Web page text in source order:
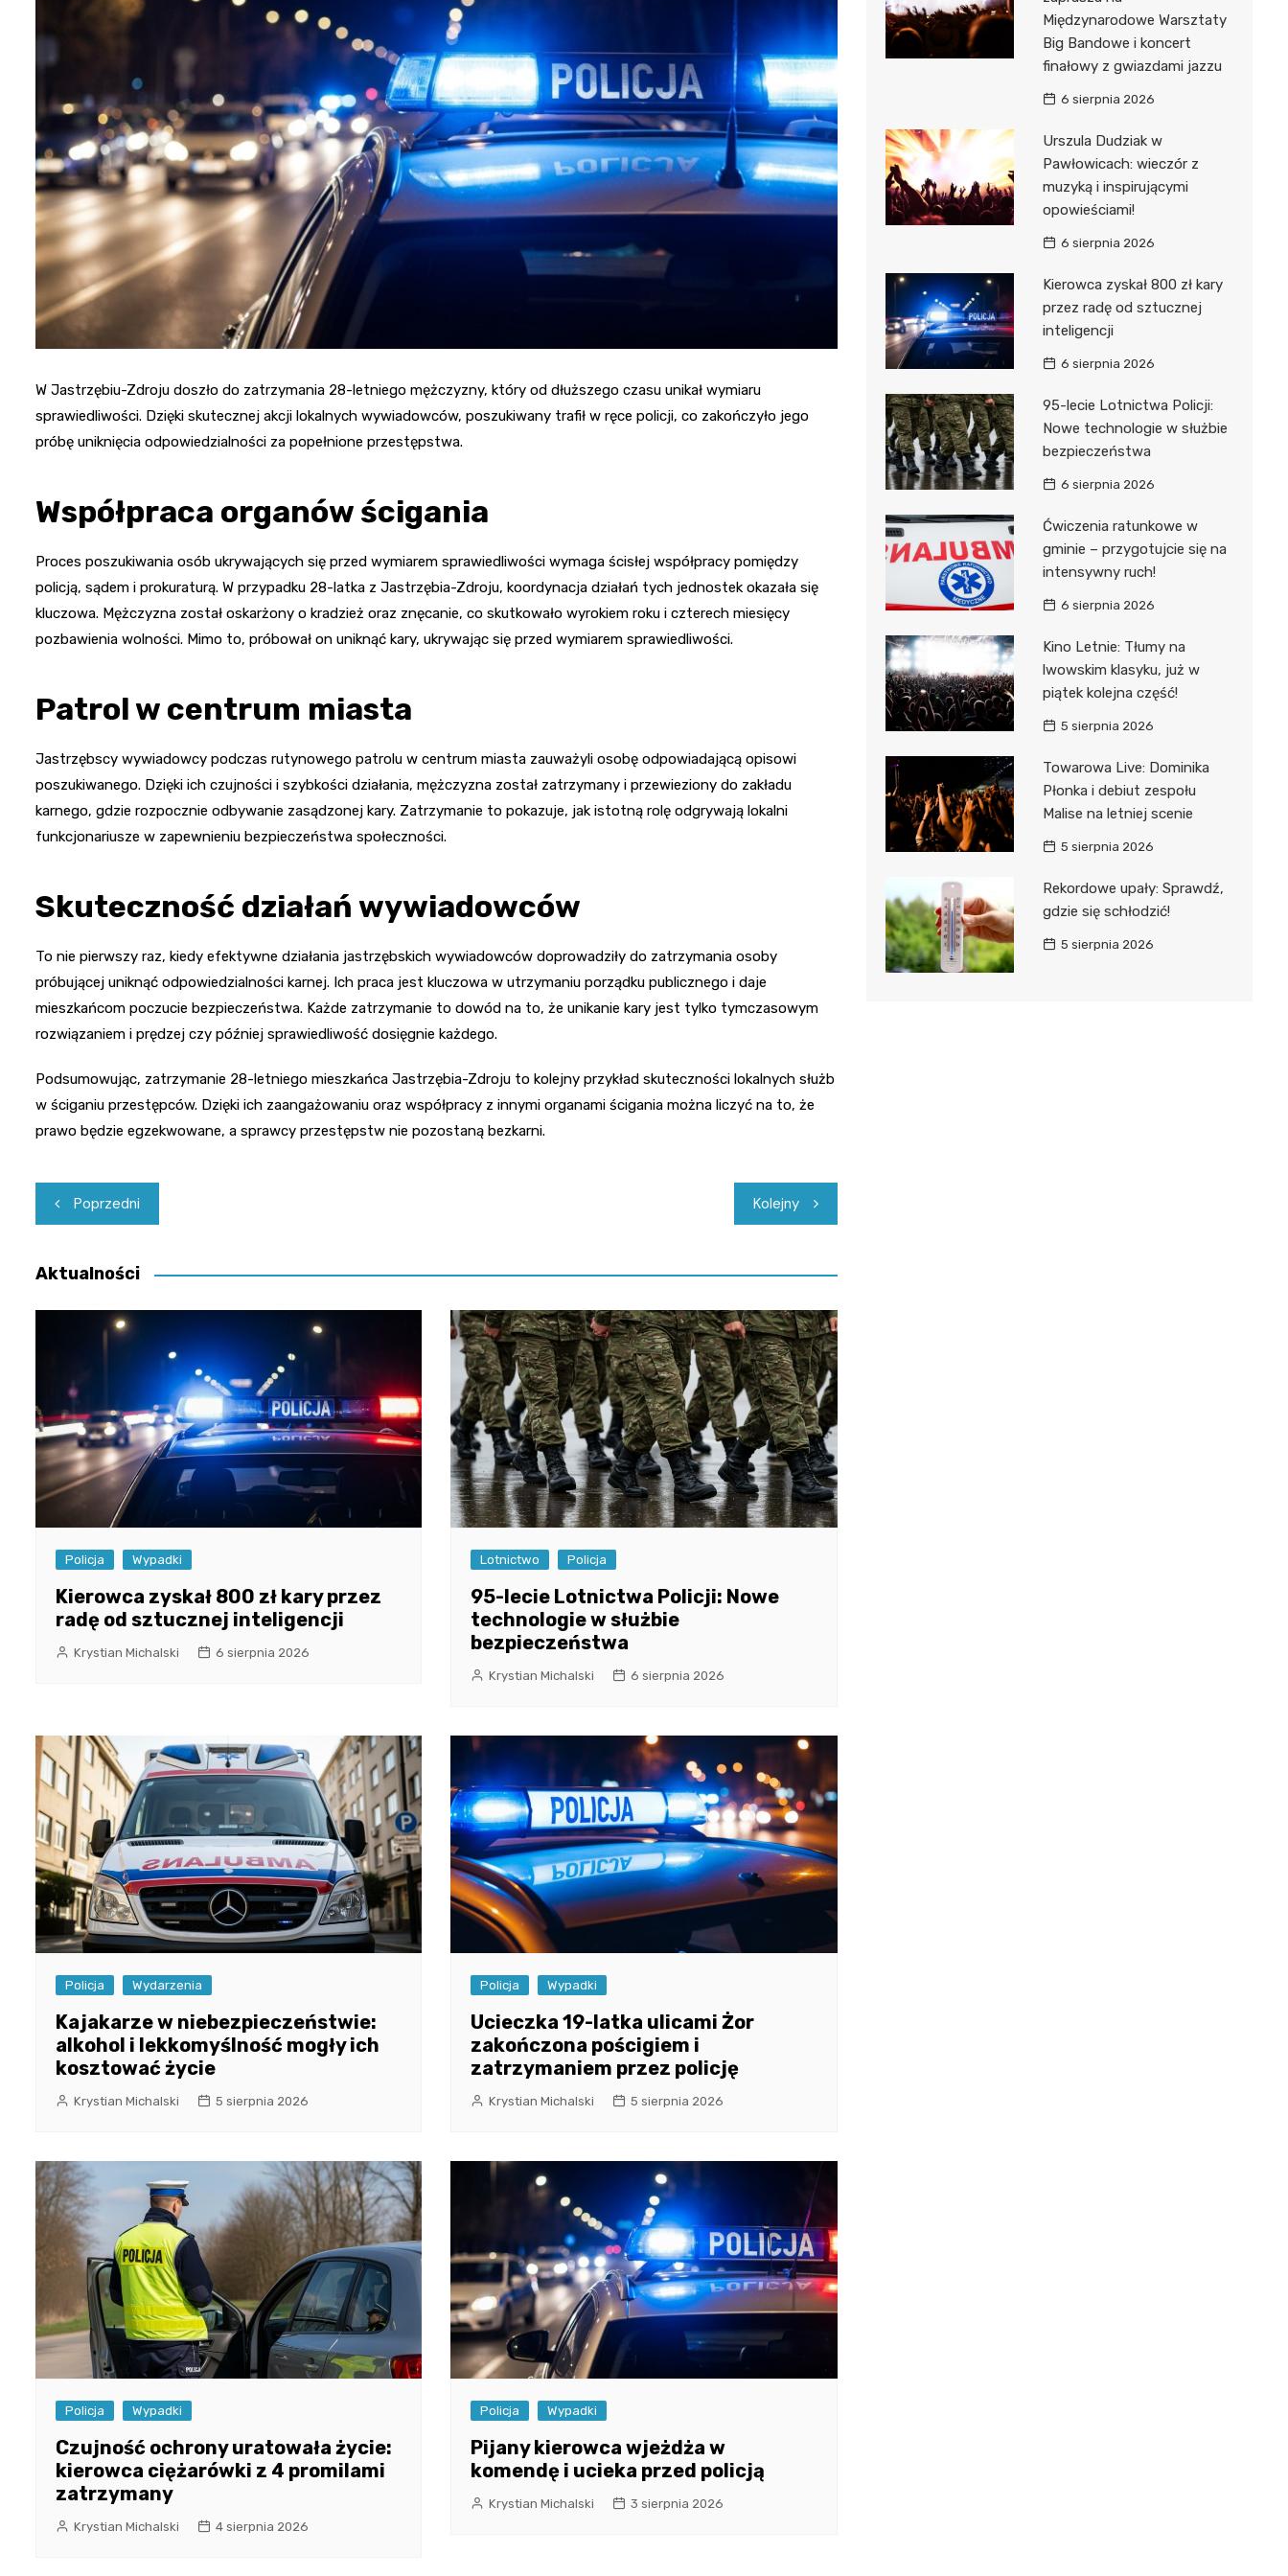
Bożej i św. Katarzyny
W Jastrzębiu-Zdroju doszło do zatrzymania 28-letniego mężczyzny, który od dłuższego czasu unikał wymiaru
sprawiedliwości. Dzięki skutecznej akcji lokalnych wywiadowców, poszukiwany trafił w ręce policji, co zakończyło jego
próbę uniknięcia odpowiedzialności za popełnione przestępstwa.
Współpraca organów ścigania
Proces poszukiwania osób ukrywających się przed wymiarem sprawiedliwości wymaga ścisłej współpracy pomiędzy
policją, sądem i prokuraturą. W przypadku 28-latka z Jastrzębia-Zdroju, koordynacja działań tych jednostek okazała się
kluczowa. Mężczyzna został oskarżony o kradzież oraz znęcanie, co skutkowało wyrokiem roku i czterech miesięcy
pozbawienia wolności. Mimo to, próbował on uniknąć kary, ukrywając się przed wymiarem sprawiedliwości.
Patrol w centrum miasta
Jastrzębscy wywiadowcy podczas rutynowego patrolu w centrum miasta zauważyli osobę odpowiadającą opisowi
poszukiwanego. Dzięki ich czujności i szybkości działania, mężczyzna został zatrzymany i przewieziony do zakładu
karnego, gdzie rozpocznie odbywanie zasądzonej kary. Zatrzymanie to pokazuje, jak istotną rolę odgrywają lokalni
funkcjonariusze w zapewnieniu bezpieczeństwa społeczności.
Skuteczność działań wywiadowców
To nie pierwszy raz, kiedy efektywne działania jastrzębskich wywiadowców doprowadziły do zatrzymania osoby
próbującej uniknąć odpowiedzialności karnej. Ich praca jest kluczowa w utrzymaniu porządku publicznego i daje
mieszkańcom poczucie bezpieczeństwa. Każde zatrzymanie to dowód na to, że unikanie kary jest tylko tymczasowym
rozwiązaniem i prędzej czy później sprawiedliwość dosięgnie każdego.
Podsumowując, zatrzymanie 28-letniego mieszkańca Jastrzębia-Zdroju to kolejny przykład skuteczności lokalnych służb
w ściganiu przestępców. Dzięki ich zaangażowaniu oraz współpracy z innymi organami ścigania można liczyć na to, że
prawo będzie egzekwowane, a sprawcy przestępstw nie pozostaną bezkarni.
Nawigacja
wpisu
Poprzedni Kolejny
Aktualności
Policja Wypadki
Kierowca zyskał 800 zł kary przez
radę od sztucznej inteligencji
Krystian Michalski 6 sierpnia 2026
Lotnictwo Policja
95-lecie Lotnictwa Policji: Nowe
technologie w służbie
bezpieczeństwa
Krystian Michalski 6 sierpnia 2026
Policja Wydarzenia
Kajakarze w niebezpieczeństwie:
alkohol i lekkomyślność mogły ich
kosztować życie
Krystian Michalski 5 sierpnia 2026
Policja Wypadki
Ucieczka 19-latka ulicami Żor
zakończona pościgiem i
zatrzymaniem przez policję
Krystian Michalski 5 sierpnia 2026
Policja Wypadki
Czujność ochrony uratowała życie:
kierowca ciężarówki z 4 promilami
zatrzymany
Krystian Michalski 4 sierpnia 2026
Policja Wypadki
Pijany kierowca wjeżdża w
komendę i ucieka przed policją
Krystian Michalski 3 sierpnia 2026
Międzynarodowe Warsztaty
Big Bandowe i koncert
finałowy z gwiazdami jazzu
6 sierpnia 2026
Urszula Dudziak w
Pawłowicach: wieczór z
muzyką i inspirującymi
opowieściami!
6 sierpnia 2026
Kierowca zyskał 800 zł kary
przez radę od sztucznej
inteligencji
6 sierpnia 2026
95-lecie Lotnictwa Policji:
Nowe technologie w służbie
bezpieczeństwa
6 sierpnia 2026
Ćwiczenia ratunkowe w
gminie – przygotujcie się na
intensywny ruch!
6 sierpnia 2026
Kino Letnie: Tłumy na
lwowskim klasyku, już w
piątek kolejna część!
5 sierpnia 2026
Towarowa Live: Dominika
Płonka i debiut zespołu
Malise na letniej scenie
5 sierpnia 2026
Rekordowe upały: Sprawdź,
gdzie się schłodzić!
5 sierpnia 2026